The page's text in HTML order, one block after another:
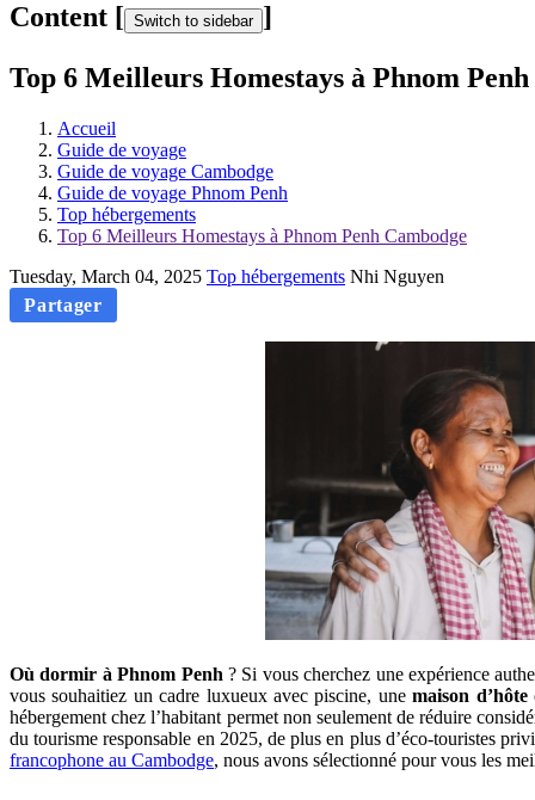
Content [ Switch to sidebar ]
Top 6 Meilleurs Homestays à Phnom Penh
Accueil
Guide de voyage
Guide de voyage Cambodge
Guide de voyage Phnom Penh
Top hébergements
Top 6 Meilleurs Homestays à Phnom Penh Cambodge
Tuesday, March 04, 2025 Top hébergements Nhi Nguyen
Partager
Où dormir à Phnom Penh ? Si vous cherchez une expérience
vous souhaitiez un cadre luxueux avec piscine, unemaison d’hôte
hébergement chez l’habitant permet non seulement de réduire
du tourisme responsable en 2025, de plus en plus d’éco-touristes
francophone au Cambodge, nous avons sélectionné pour vous les